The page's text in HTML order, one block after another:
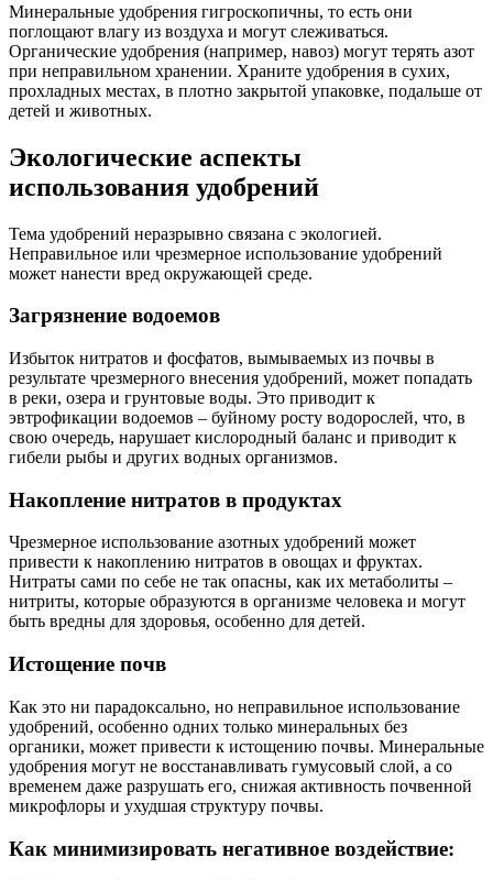
Минеральные удобрения гигроскопичны, то есть они
поглощают влагу из воздуха и могут слеживаться.
Органические удобрения (например, навоз) могут терять азот
при неправильном хранении. Храните удобрения в сухих,
прохладных местах, в плотно закрытой упаковке, подальше от
детей и животных.
Экологические аспекты
использования удобрений
Тема удобрений неразрывно связана с экологией.
Неправильное или чрезмерное использование удобрений
может нанести вред окружающей среде.
Загрязнение водоемов
Избыток нитратов и фосфатов, вымываемых из почвы в
результате чрезмерного внесения удобрений, может попадать
в реки, озера и грунтовые воды. Это приводит к
эвтрофикации водоемов – буйному росту водорослей, что, в
свою очередь, нарушает кислородный баланс и приводит к
гибели рыбы и других водных организмов.
Накопление нитратов в продуктах
Чрезмерное использование азотных удобрений может
привести к накоплению нитратов в овощах и фруктах.
Нитраты сами по себе не так опасны, как их метаболиты –
нитриты, которые образуются в организме человека и могут
быть вредны для здоровья, особенно для детей.
Истощение почв
Как это ни парадоксально, но неправильное использование
удобрений, особенно одних только минеральных без
органики, может привести к истощению почвы. Минеральные
удобрения могут не восстанавливать гумусовый слой, а со
временем даже разрушать его, снижая активность почвенной
микрофлоры и ухудшая структуру почвы.
Как минимизировать негативное воздействие: